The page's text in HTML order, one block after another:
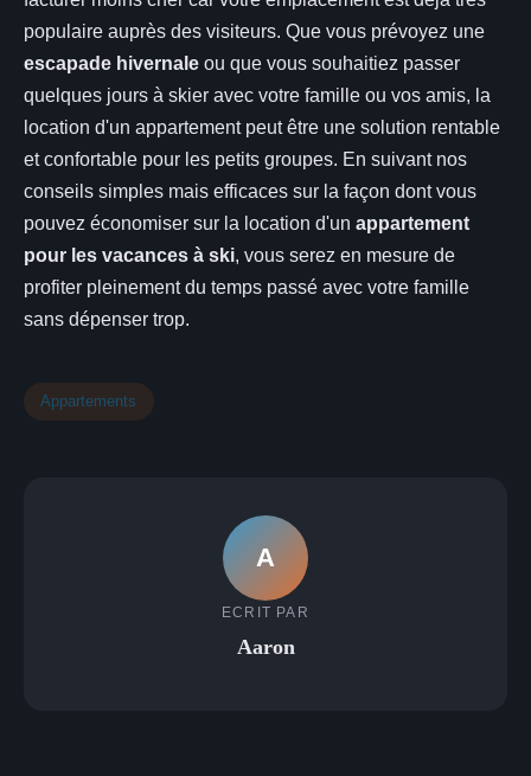
populaire auprès des visiteurs. Que vous prévoyez une
escapade hivernale ou que vous souhaitiez passer
quelques jours à skier avec votre famille ou vos amis, la
location d'un appartement peut être une solution rentable
et confortable pour les petits groupes. En suivant nos
conseils simples mais efficaces sur la façon dont vous
pouvez économiser sur la location d'un appartement
pour les vacances à ski, vous serez en mesure de
profiter pleinement du temps passé avec votre famille
sans dépenser trop.
Appartements
A
ECRIT PAR
Aaron